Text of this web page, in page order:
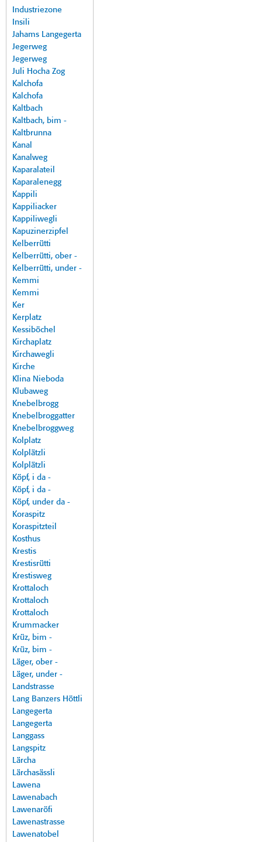
Industriezone
Insili
Jahams Langegerta
Jegerweg
Jegerweg
Juli Hocha Zog
Kalchofa
Kalchofa
Kaltbach
Kaltbach, bim -
Kaltbrunna
Kanal
Kanalweg
Kaparalateil
Kaparalenegg
Kappili
Kappiliacker
Kappiliwegli
Kapuzinerzipfel
Kelberrütti
Kelberrütti, ober -
Kelberrütti, under -
Kemmi
Kemmi
Ker
Kerplatz
Kessiböchel
Kirchaplatz
Kirchawegli
Kirche
Klina Nieboda
Klubaweg
Knebelbrogg
Knebelbroggatter
Knebelbroggweg
Kolplatz
Kolplätzli
Kolplätzli
Köpf, i da -
Köpf, i da -
Köpf, under da -
Koraspitz
Koraspitzteil
Kosthus
Krestis
Krestisrütti
Krestisweg
Krottaloch
Krottaloch
Krottaloch
Krummacker
Krüz, bim -
Krüz, bim -
Läger, ober -
Läger, under -
Landstrasse
Lang Banzers Höttli
Langegerta
Langegerta
Langgass
Langspitz
Lärcha
Lärchasässli
Lawena
Lawenabach
Lawenaröfi
Lawenastrasse
Lawenatobel